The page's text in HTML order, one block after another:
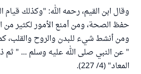
وقال ابن القيم، رحمه الله: "وكذلك قيام
حفظ الصحة، ومن أمنع الأمور لكثير من
ومن أنشط شيء للبدن والروح والقلب،
" عن النبي صلى الله عليه وسلم ... " ثم
المعاد" (4/ 227).